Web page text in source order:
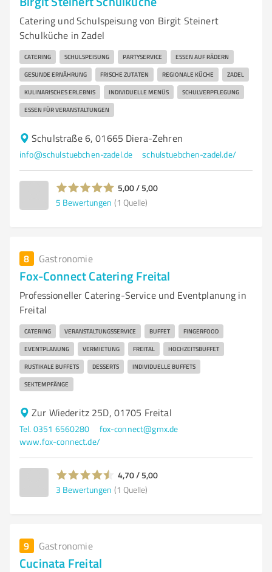
Catering und Schulspeisung von Birgit Steinert
Schulküche in Zadel
CATERING SCHULSPEISUNG PARTYSERVICE ESSEN AUF RÄDERN
GESUNDE ERNÄHRUNG FRISCHE ZUTATEN REGIONALE KÜCHE ZADEL
KULINARISCHES ERLEBNIS INDIVIDUELLE MENÜS SCHULVERPFLEGUNG
ESSEN FÜR VERANSTALTUNGEN
Schulstraße 6, 01665 Diera-Zehren
info@schulstuebchen-zadel.de schulstuebchen-zadel.de/
5,00 / 5,00
5 Bewertungen (1 Quelle)
8 Gastronomie
Fox-Connect Catering Freital
Professioneller Catering-Service und Eventplanung in
Freital
CATERING VERANSTALTUNGSSERVICE BUFFET FINGERFOOD
EVENTPLANUNG VERMIETUNG FREITAL HOCHZEITSBUFFET
RUSTIKALE BUFFETS DESSERTS INDIVIDUELLE BUFFETS
SEKTEMPFÄNGE
Zur Wiederitz 25D, 01705 Freital
Tel. 0351 6560280
fox-connect@gmx.de
www.fox-connect.de/
4,70 / 5,00
3 Bewertungen (1 Quelle)
9 Gastronomie
Cucinata Freital